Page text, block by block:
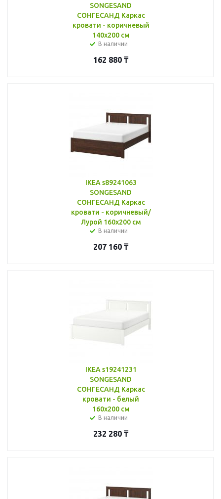
SONGESAND
СОНГЕСАНД Каркас
кровати - коричневый
140x200 см
В наличии
162 880 ₸
IKEA s89241063
SONGESAND
СОНГЕСАНД Каркас
кровати - коричневый/
Лурой 160x200 см
В наличии
207 160 ₸
IKEA s19241231
SONGESAND
СОНГЕСАНД Каркас
кровати - белый
160x200 см
В наличии
232 280 ₸